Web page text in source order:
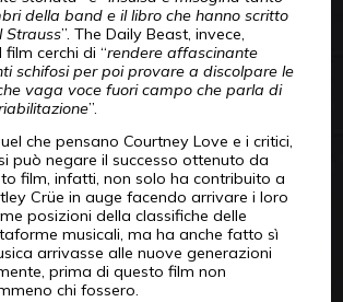
della band e il libro che hanno scritto
Strauss”. The Daily Beast, invece,
film cerchi di “rendere affascinante
schifosi per poi provare a discolpare le
vaga voce fuori campo che parla di
”.
che pensano Courtney Love e i critici,
può negare il successo ottenuto da
film, infatti, non solo ha contribuito a
Crüe in auge facendo arrivare i loro
posizioni della classifiche delle
musicali, ma ha anche fatto sì
arrivasse alle nuove generazioni
prima di questo film non
chi fossero.